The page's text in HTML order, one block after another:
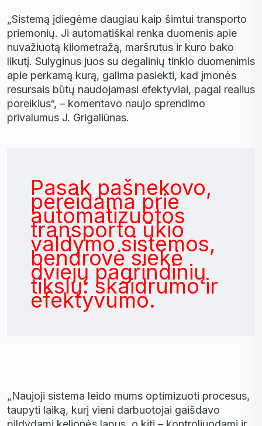
„Sistemą įdiegėme daugiau kaip šimtui transporto
priemonių. Ji automatiškai renka duomenis apie
nuvažiuotą kilometražą, maršrutus ir kuro bako
likutį. Sulyginus juos su degalinių tinklo duomenimis
apie perkamą kurą, galima pasiekti, kad įmonės
resursais būtų naudojamasi efektyviai, pagal realius
poreikius“, – komentavo naujo sprendimo
privalumus J. Grigaliūnas.
Pasak pašnekovo,
pereidama prie
automatizuotos
transporto ūkio
valdymo sistemos,
bendrovė siekė
dviejų pagrindinių
tikslų: skaidrumo ir
efektyvumo.
„Naujoji sistema leido mums optimizuoti procesus,
taupyti laiką, kurį vieni darbuotojai gaišdavo